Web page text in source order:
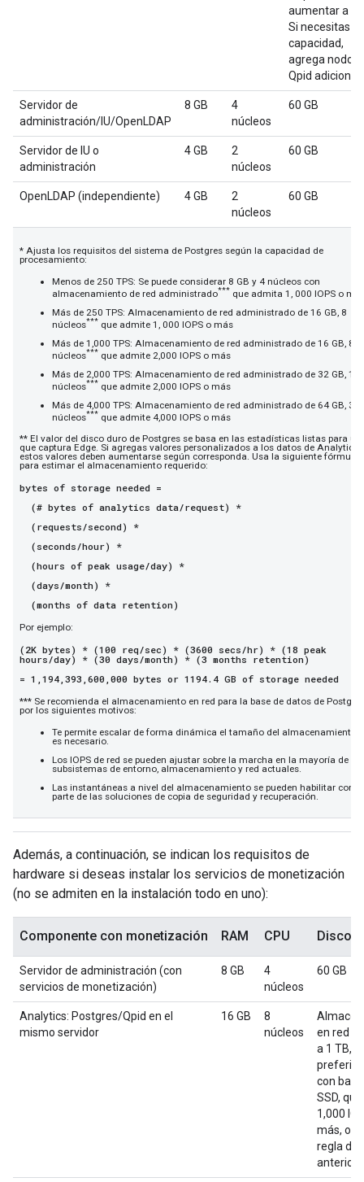
aumentar a 2
Si necesitas
capacidad,
agrega nodos
Qpid
Servidor de
administración/IU/OpenLDAP
8 GB
4
núcleos
60 GB
Servidor de IU o
administración
4 GB
2
núcleos
60 GB
OpenLDAP (independiente) 4 GB
2
núcleos
60 GB
* Ajusta los requisitos del sistema de Postgres según la capacidad de
procesamiento:
Menos de 250 TPS: Se puede considerar 8 GB y 4 núcleos con
almacenamiento de red administrado*** que admita 1, 000 IOPS o
Más de 250 TPS: Almacenamiento de red administrado de 16 GB, 8
núcleos*** que admite 1, 000 IOPS o más
Más de 1,000 TPS: Almacenamiento de red administrado de 16 GB, 8
núcleos*** que admite 2,000 IOPS o más
Más de 2,000 TPS: Almacenamiento de red administrado de 32 GB, 16
núcleos*** que admite 2,000 IOPS o más
Más de 4,000 TPS: Almacenamiento de red administrado de 64 GB, 32
núcleos*** que admite 4,000 IOPS o más
** El valor del disco duro de Postgres se basa en las estadísticas listas para
que captura Edge. Si agregas valores personalizados a los datos de Analytics,
estos valores deben aumentarse según corresponda. Usa la siguiente fórmula
para estimar el almacenamiento requerido:
bytes of storage needed =
(# bytes of analytics data/request) *
(requests/second) *
(seconds/hour) *
(hours of peak usage/day) *
(days/month) *
(months of data retention)
Por ejemplo:
(2K bytes) * (100 req/sec) * (3600 secs/hr) * (18 peak
hours/day) * (30 days/month) * (3 months retention)
= 1,194,393,600,000 bytes or 1194.4 GB of storage needed
*** Se recomienda el almacenamiento en red para la base de datos de
por los siguientes motivos:
Te permite escalar de forma dinámica el tamaño del almacenamiento
es necesario.
Los IOPS de red se pueden ajustar sobre la marcha en la mayoría de los
subsistemas de entorno, almacenamiento y red actuales.
Las instantáneas a nivel del almacenamiento se pueden habilitar como
parte de las soluciones de copia de seguridad y recuperación.
Además, a continuación, se indican los requisitos de
hardware si deseas instalar los servicios de monetización
(no se admiten en la instalación todo en uno):
Componente con monetización RAM CPU Disco
Servidor de administración (con
servicios de monetización)
8 GB
4
núcleos
60 GB
Analytics: Postgres/Qpid en el
mismo servidor
16 GB
8
núcleos
en red
a 1 TB,
con
SSD,
1,000
más, o
regla de
anterior.